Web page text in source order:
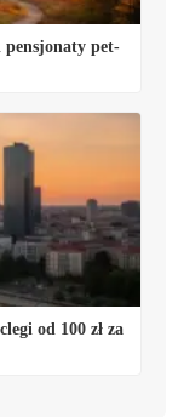
pensjonaty pet-
od 100 zł za